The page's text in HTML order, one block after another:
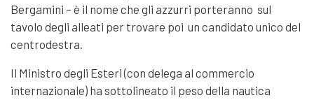
Bergamini – è il nome che gli azzurri porteranno sul
tavolo degli alleati per trovare poi un candidato unico del
centrodestra.
Il Ministro degli Esteri (con delega al commercio
internazionale) ha sottolineato il peso della nautica